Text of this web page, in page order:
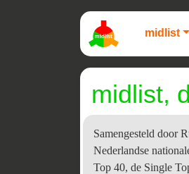
midlist
midlist,
Samengesteld door
Nederlandse
Top 40, de Single